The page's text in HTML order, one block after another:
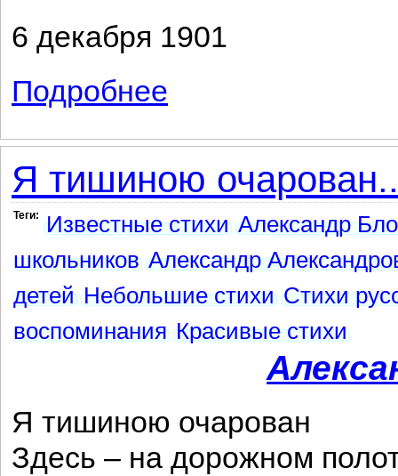
6 декабря 1901
Подробнее
Я тишиною
Теги: Известные стихи Александр
школьников Александр
детей Небольшие стихи Стихи
воспоминания Красивые стихи
Я тишиною очарован
Здесь – на дорожном